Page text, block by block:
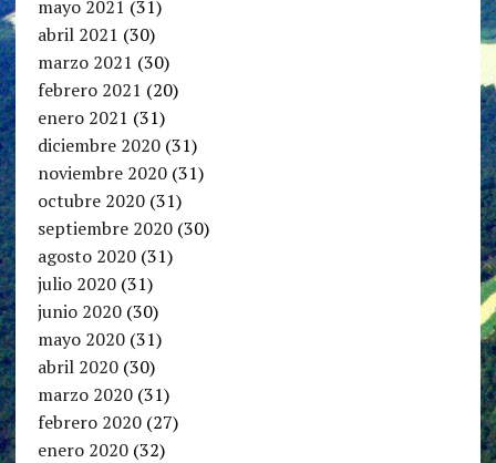
mayo 2021 (31)
abril 2021 (30)
marzo 2021 (30)
febrero 2021 (20)
enero 2021 (31)
diciembre 2020(31)
noviembre 2020(31)
octubre 2020(31)
septiembre 2020(30)
agosto 2020(31)
julio 2020(31)
junio 2020(30)
mayo 2020(31)
abril 2020(30)
marzo 2020(31)
febrero 2020(27)
enero 2020(32)